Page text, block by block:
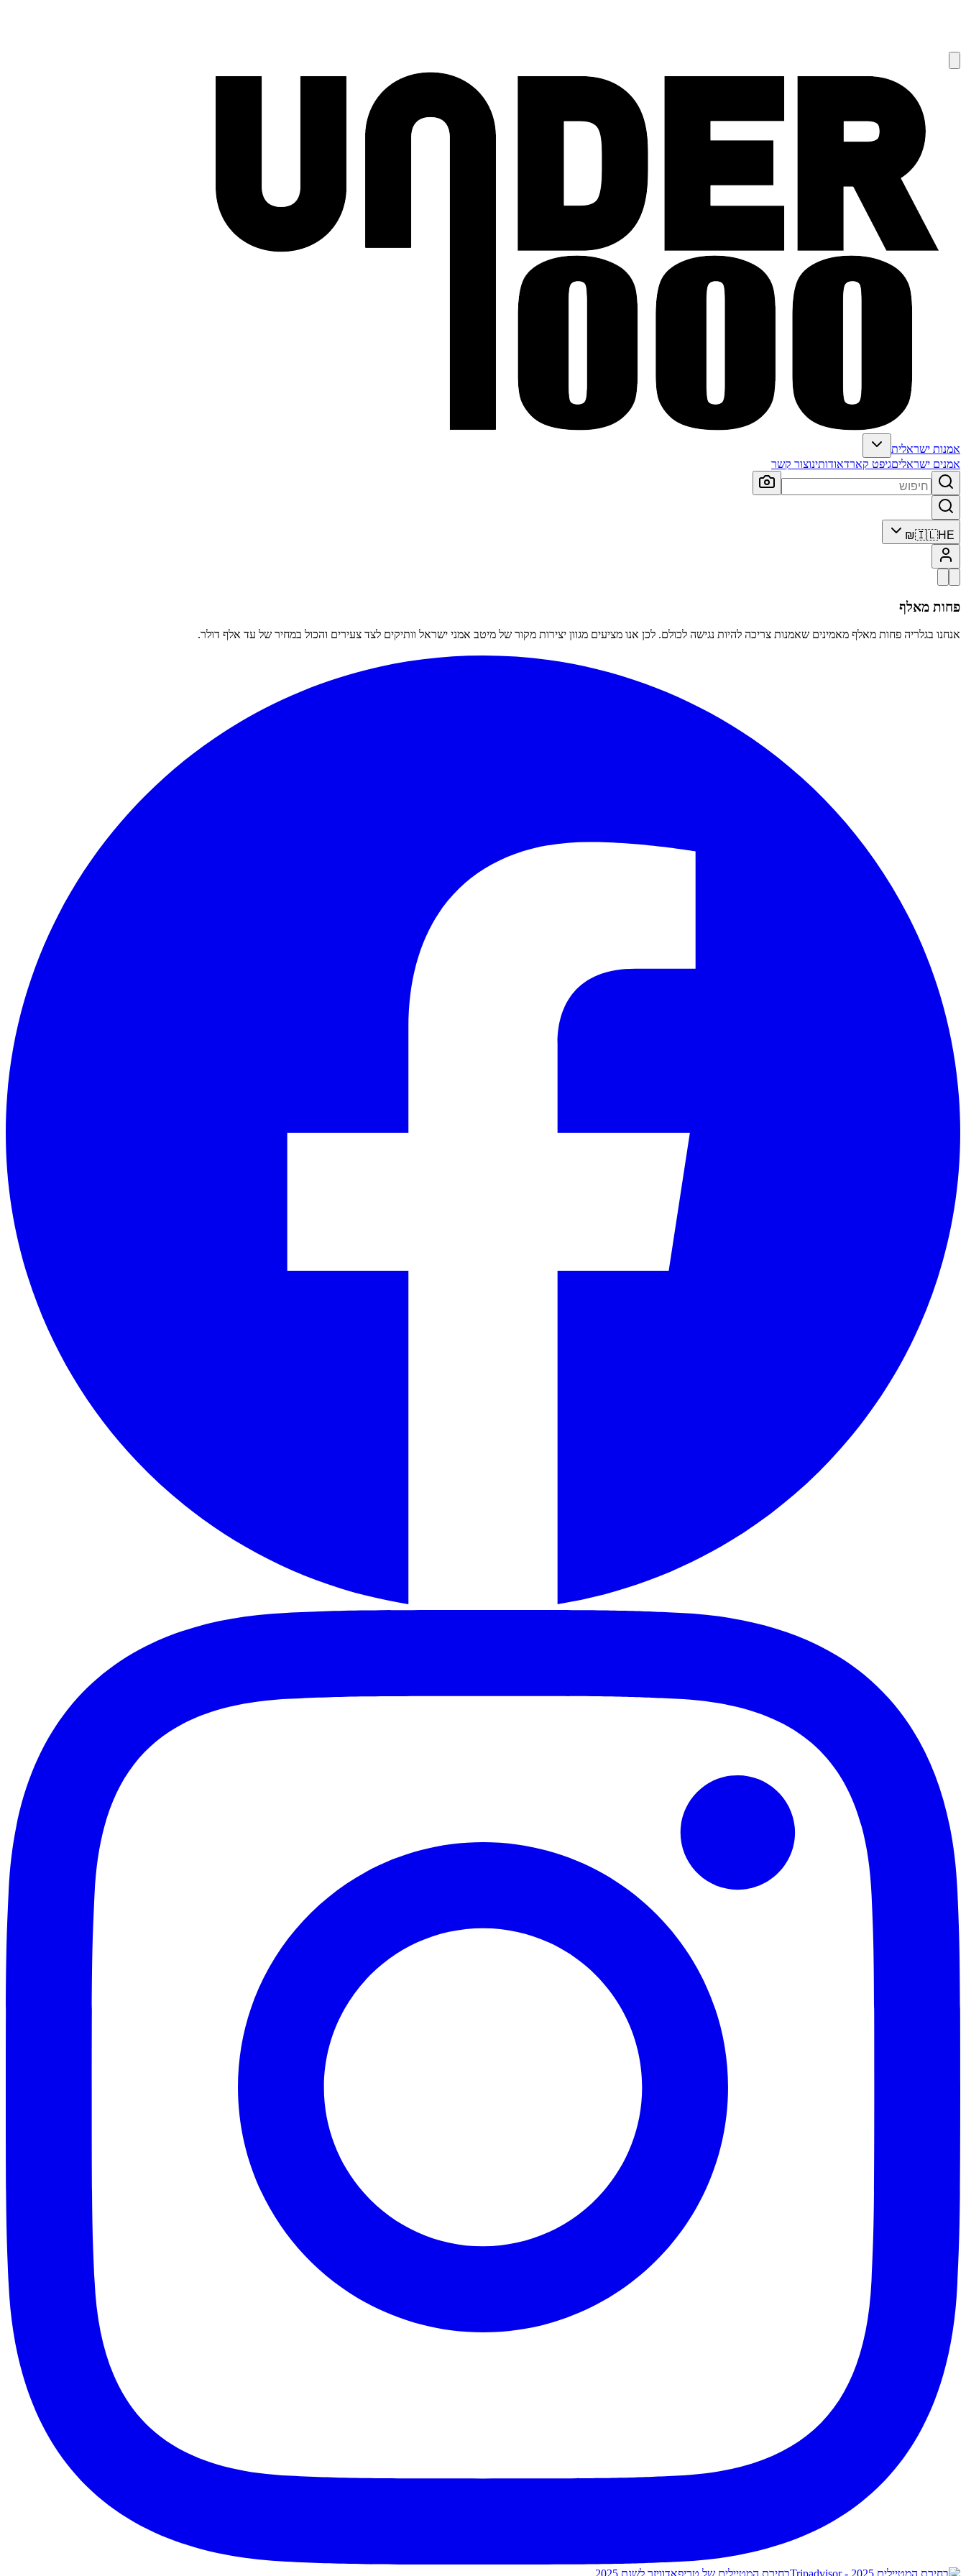
אמנות ישראלית
אמנים ישראליםגיפט קארדאודותינוצור קשר
🇮🇱HE
₪
פחות מאלף
אנחנו בגלריה פחות מאלף מאמינים שאמנות צריכה להיות נגישה לכולם. לכן אנו מציעים מגוון יצירות מקור של מיטב אמני ישראל וותיקים לצד צעירים והכול במחיר של עד אלף דולר.